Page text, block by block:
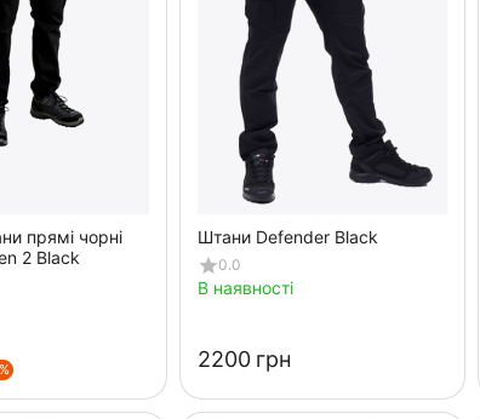
прямі чорні
2 Black
Штани Defender Black
0.0
В наявності
‍2200‍ грн